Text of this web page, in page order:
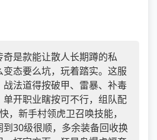
是款能让散人长期蹲的私
态要么坑，玩着踏实。这服
法道得按破甲、雷暴、补毒
开职业瞎按可不行，组队配
，新手村领虎卫召唤技能，
30级很顺，多余装备回收换